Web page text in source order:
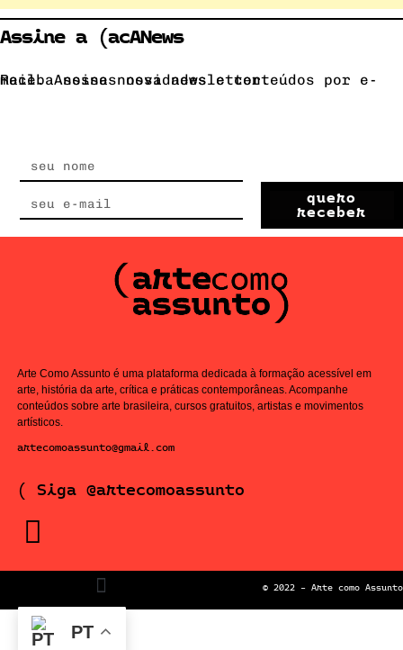
Assine a (acANews
Receba nossas novidades e conteúdos por e-mail. Assine nossa newsletter.
quero
receber
Arte Como Assunto é uma plataforma dedicada à formação acessível em
arte, história da arte, crítica e práticas contemporâneas. Acompanhe
conteúdos sobre arte brasileira, cursos gratuitos, artistas e movimentos
artísticos.
artecomoassunto@gmail.com
( Siga @artecomoassunto
© 2022 – Arte como Assunto
PT